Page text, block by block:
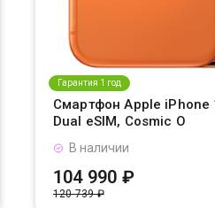
Гарантия 1 год
Смартфон Apple iPhone
Dual eSIM, Cosmic O
В наличии
104 990 ₽
120 739 ₽